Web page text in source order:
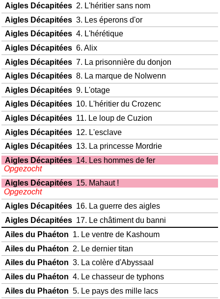
Aigles Décapitées2. L'héritier sans nom
Aigles Décapitées3. Les éperons d'or
Aigles Décapitées4. L'hérétique
Aigles Décapitées6. Alix
Aigles Décapitées7. La prisonnière du donjon
Aigles Décapitées8. La marque de Nolwenn
Aigles Décapitées9. L'otage
Aigles Décapitées10. L'héritier du Crozenc
Aigles Décapitées11. Le loup de Cuzion
Aigles Décapitées12. L'esclave
Aigles Décapitées13. La princesse Mordrie
Aigles Décapitées14. Les hommes de fer
Opgezocht
Aigles Décapitées15. Mahaut !
Opgezocht
Aigles Décapitées16. La guerre des aigles
Aigles Décapitées17. Le châtiment du banni
Ailes du Phaéton 1. Le ventre de Kashoum
Ailes du Phaéton 2. Le dernier titan
Ailes du Phaéton 3. La colère d'Abyssaal
Ailes du Phaéton 4. Le chasseur de typhons
Ailes du Phaéton 5. Le pays des mille lacs